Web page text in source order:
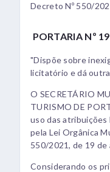
Decreto Nº 550/
PORTARIA Nº
"Dispõe sobre
licitatório e dá
O SECRETÁRIO
TURISMO DE
uso das atribuições
pela Lei Orgânica
550/2021, de 19 de
Considerando os